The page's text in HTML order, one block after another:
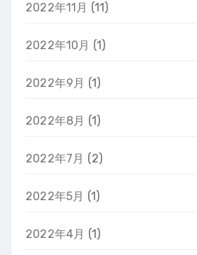
2022年11月 (11)
2022年10月 (1)
2022年9月 (1)
2022年8月 (1)
2022年7月 (2)
2022年5月 (1)
2022年4月 (1)